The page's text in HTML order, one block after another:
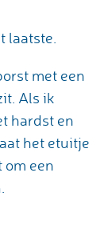
laatste.
met een
Als ik
hardst en
het etuitje
een